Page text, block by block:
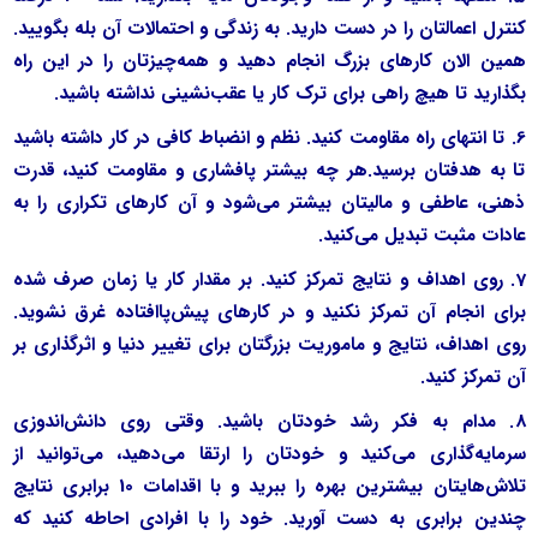
کنترل اعمالتان را در دست دارید. به زندگی و احتمالات آن بله بگویید.
همین الان کارهای بزرگ انجام دهید و همه‌چیزتان را در این راه
بگذارید تا هیچ راهی برای ترک کار یا عقب‌نشینی نداشته باشید.
6. تا انتهای راه مقاومت کنید. نظم و انضباط کافی در کار داشته باشید
تا به هدفتان برسید.هر چه بیشتر پافشاری و مقاومت کنید، قدرت
ذهنی، عاطفی و مالیتان بیشتر می‌شود و آن کارهای تکراری را به
عادات مثبت تبدیل می‌کنید.
7. روی اهداف و نتایج تمرکز کنید. بر مقدار کار یا زمان صرف شده
برای انجام آن تمرکز نکنید و در کارهای پیش‌پا‌افتاده غرق نشوید.
روی اهداف، نتایج و ماموریت بزرگتان برای تغییر دنیا و اثرگذاری بر
آن تمرکز کنید.
8. مدام به فکر رشد خودتان باشید. وقتی روی دانش‌اندوزی
سرمایه‌گذاری می‌کنید و خودتان را ارتقا می‌دهید، می‌توانید از
تلاش‌هایتان بیشترین بهره را ببرید و با اقدامات 10 برابری نتایج
چندین برابری به دست آورید. خود را با افرادی احاطه کنید که